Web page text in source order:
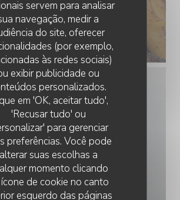
servem para analisar
navegação, medir a
do site, oferecer
(por exemplo,
às redes sociais)
exibir publicidade ou
personalizados.
em 'OK, aceitar tudo',
'Recusar tudo' ou
para gerenciar
preferências. Você pode
alterar suas escolhas a
momento clicando
de cookie no canto
esquerdo das páginas
PART AILLEURS